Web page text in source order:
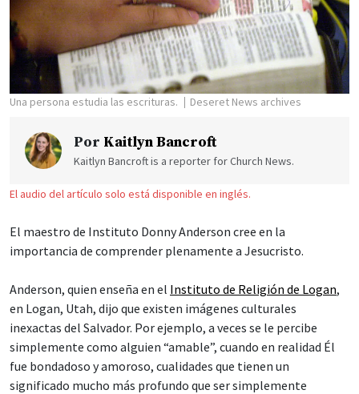
Una persona estudia las escrituras. Deseret News archives
Por Kaitlyn Bancroft
Kaitlyn Bancroft is a reporter for Church News.
El audio del artículo solo está disponible en inglés.
El maestro de Instituto Donny Anderson cree en la
importancia de comprender plenamente a Jesucristo.
Anderson, quien enseña en el Instituto de Religión de Logan,
en Logan, Utah, dijo que existen imágenes culturales
inexactas del Salvador. Por ejemplo, a veces se le percibe
simplemente como alguien “amable”, cuando en realidad Él
fue bondadoso y amoroso, cualidades que tienen un
significado mucho más profundo que ser simplemente